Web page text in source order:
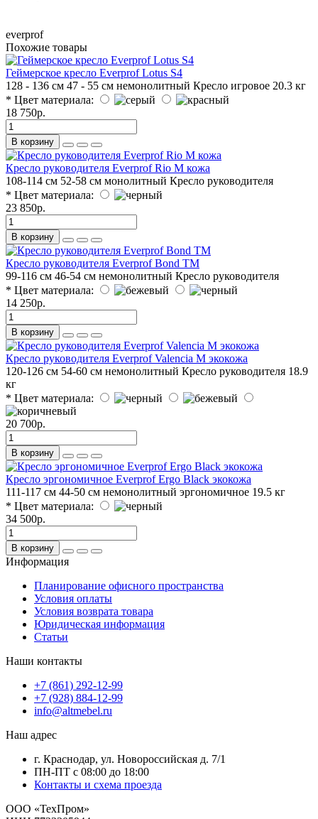
everprof
Похожие товары
Геймерское кресло Everprof Lotus S4
128 - 136 см 47 - 55 см немонолитный Кресло игровое 20.3 кг
* Цвет материала:
18 750р.
В корзину
Кресло руководителя Everprof Rio М кожа
108-114 см 52-58 см монолитный Кресло руководителя
* Цвет материала:
23 850р.
В корзину
Кресло руководителя Everprof Bond TM
99-116 см 46-54 см немонолитный Кресло руководителя
* Цвет материала:
14 250р.
В корзину
Кресло руководителя Everprof Valencia M экокожа
120-126 см 54-60 см немонолитный Кресло руководителя 18.9
кг
* Цвет материала:
20 700р.
В корзину
Кресло эргономичное Everprof Ergo Black экокожа
111-117 см 44-50 см немонолитный эргономичное 19.5 кг
* Цвет материала:
34 500р.
В корзину
Информация
Планирование офисного пространства
Условия оплаты
Условия возврата товара
Юридическая информация
Статьи
Наши контакты
+7 (861) 292-12-99
+7 (928) 884-12-99
info@altmebel.ru
Наш адрес
г. Краснодар, ул. Новороссийская д. 7/1
ПН-ПТ с 08:00 до 18:00
Контакты и схема проезда
ООО «ТехПром»